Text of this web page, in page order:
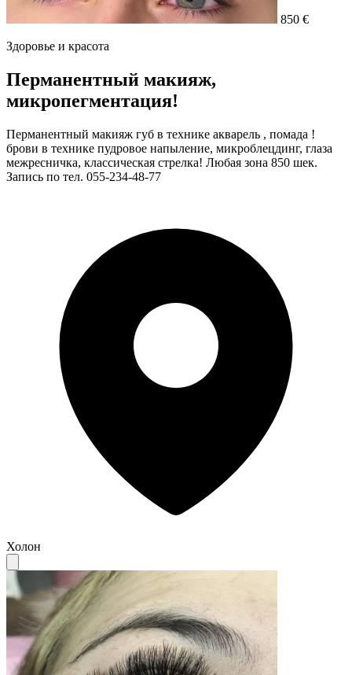
850 €
Здоровье и красота
Перманентный макияж,
микропегментация!
Перманентный макияж губ в технике акварель , помада !
брови в технике пудровое напыление, микроблецдинг, глаза
межресничка, классическая стрелка! Любая зона 850 шек.
Запись по тел. 055-234-48-77
Холон